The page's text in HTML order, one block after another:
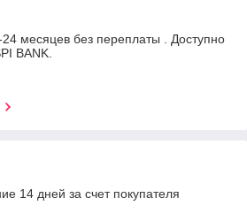
месяцев без переплаты . Доступно
BANK.
14 дней за счет покупателя